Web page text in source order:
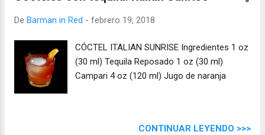
De Barman in Red - febrero 19, 2018
CÓCTEL ITALIAN SUNRISE Ingredientes 1 oz
(30 ml) Tequila Reposado 1 oz (30 ml)
Campari 4 oz (120 ml) Jugo de naranja
CONTINUAR LEYENDO >>>